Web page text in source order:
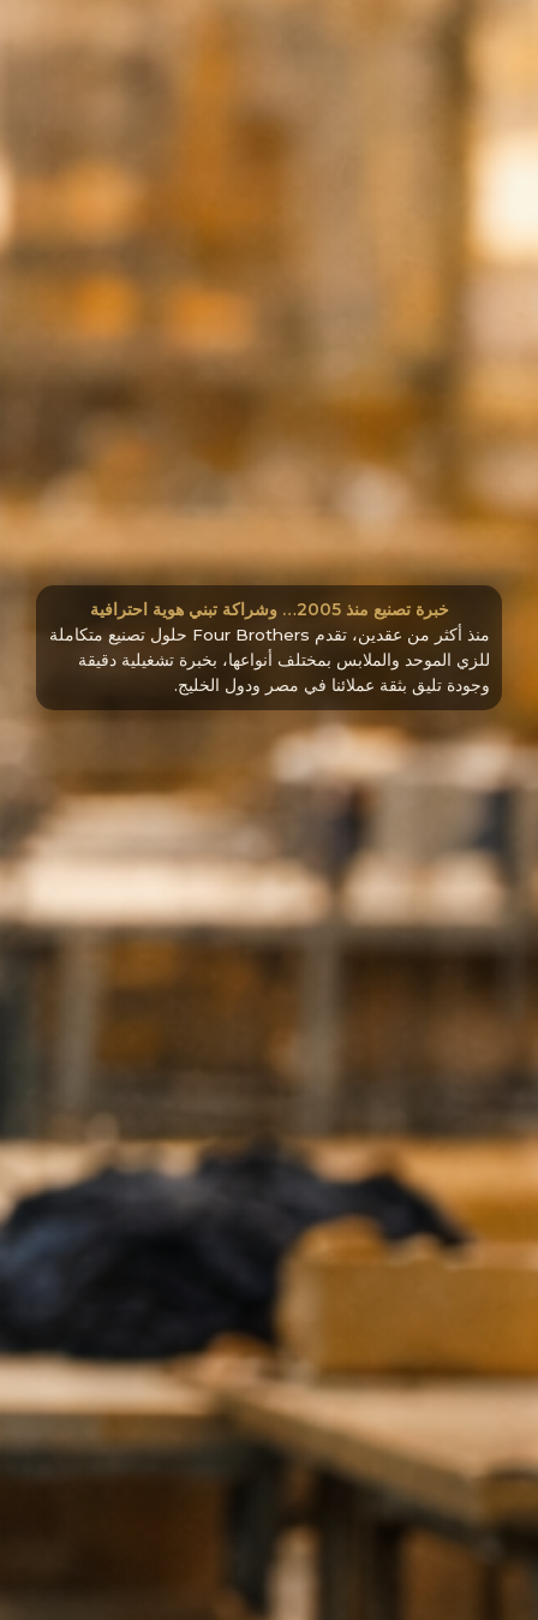
خبرة تصنيع منذ 2005… وشراكة تبني هوية احترافية
منذ أكثر من عقدين، تقدم Four Brothers حلول تصنيع متكاملة
للزي الموحد والملابس بمختلف أنواعها، بخبرة تشغيلية دقيقة
وجودة تليق بثقة عملائنا في مصر ودول الخليج.